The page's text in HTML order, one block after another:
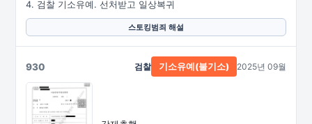
검찰 기소유예. 선처받고 일상복귀
스토킹범죄 해설
930 검찰 기소유예(불기소) 2025년 09월